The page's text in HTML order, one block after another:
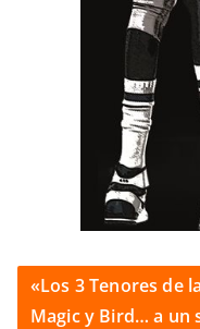
«Los 3 Tenores de
Magic y Bird… a un